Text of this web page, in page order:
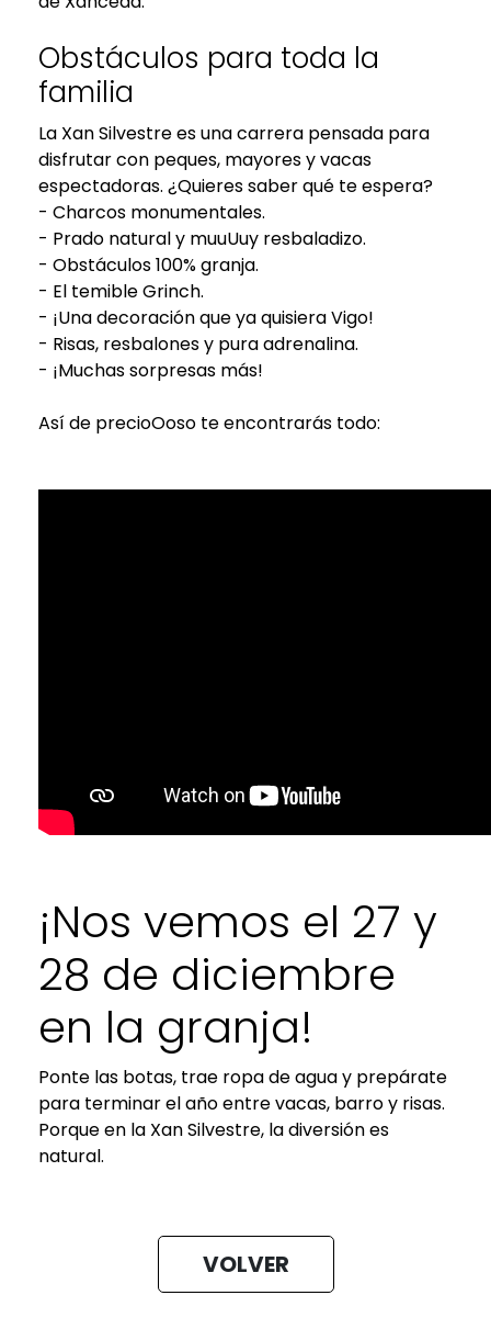
Obstáculos para toda la
familia
La Xan Silvestre es una carrera pensada para
disfrutar con peques, mayores y vacas
espectadoras. ¿Quieres saber qué te espera?
- Charcos monumentales.
- Prado natural y muuUuy resbaladizo.
- Obstáculos 100% granja.
- El temible Grinch.
- ¡Una decoración que ya quisiera Vigo!
- Risas, resbalones y pura adrenalina.
- ¡Muchas sorpresas más!
Así de precioOoso te encontrarás todo:
¡Nos vemos el 27 y
28 de diciembre
en la granja!
Ponte las botas, trae ropa de agua y prepárate
para terminar el año entre vacas, barro y risas.
Porque en la Xan Silvestre, la diversión es
natural.
VOLVER